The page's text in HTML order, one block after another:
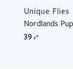
Unique Flies
Nordlands
39 ,-